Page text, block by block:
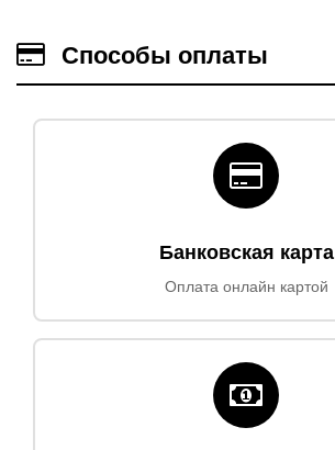
Способы оплаты
Банковская карта
Оплата онлайн картой